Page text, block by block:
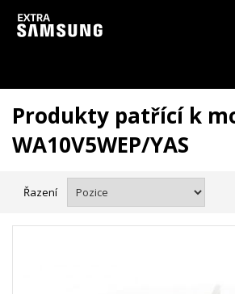
Vzhledem k aktuální situaci se může dodání
zpozdit. Děkujeme za
Produkty patřící k
WA10V5WEP/YAS
Řazení